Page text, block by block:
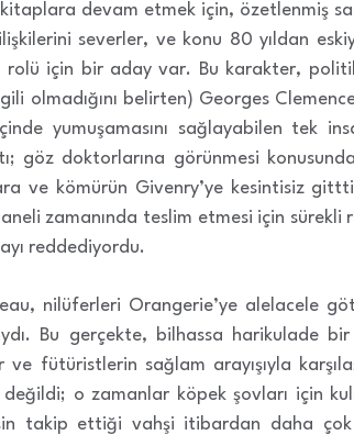
devam etmek için, özetlenmiş
severler, ve konu 80 yıldan
rolü için bir aday var. Bu karakter,
olmadığını belirten) Georges
yumuşamasını sağlayabilen tek
göz doktorlarına görünmesi
ve kömürün Givenry’ye kesintisiz
zamanında teslim etmesi için
reddediyordu.
nilüferleri Orangerie’ye alelacele
Bu gerçekte, bilhassa harikulade
fütüristlerin sağlam arayışıyla
o zamanlar köpek şovları için
takip ettiği vahşi itibardan daha